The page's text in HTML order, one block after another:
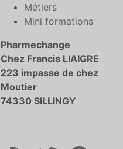
Métiers
Mini formations
Pharmechange
Chez Francis LIAIGRE
223 impasse de chez
Moutier
74330 SILLINGY